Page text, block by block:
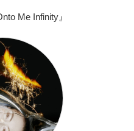
Me Infinity』